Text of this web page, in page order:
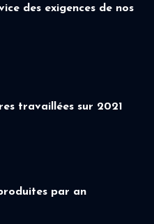
des exigences de nos
travaillées sur 2021
par an